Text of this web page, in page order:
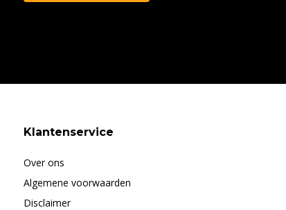
Klantenservice
Over ons
Algemene voorwaarden
Disclaimer